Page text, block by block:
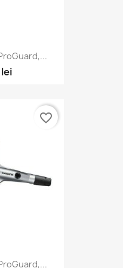
favorite_border